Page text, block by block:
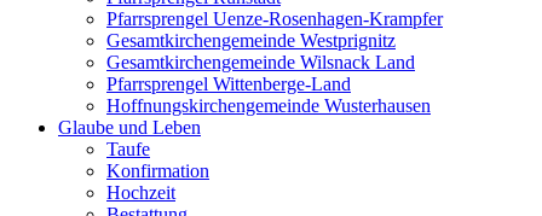
Pfarrsprengel Uenze-Rosenhagen-Krampfer
Gesamtkirchengemeinde Westprignitz
Gesamtkirchengemeinde Wilsnack Land
Pfarrsprengel Wittenberge-Land
Hoffnungskirchengemeinde Wusterhausen
Glaube und Leben
Taufe
Konfirmation
Hochzeit